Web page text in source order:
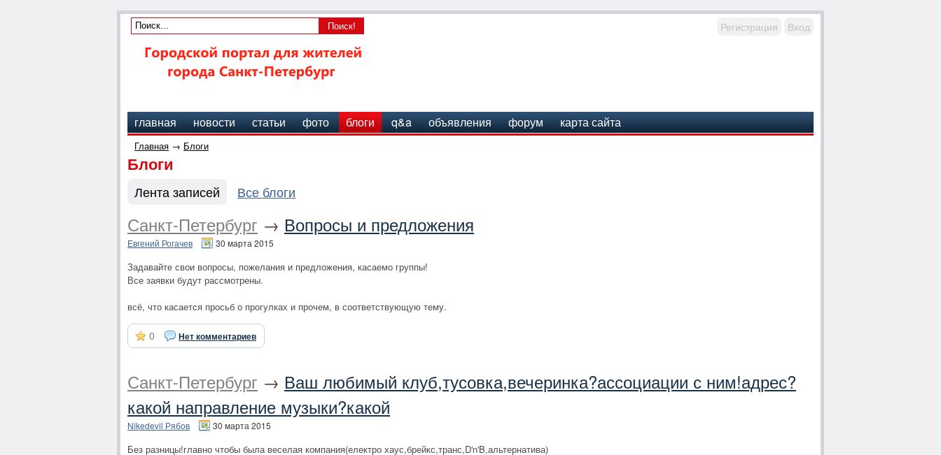
Регистрация Вход
главная новости статьи фото блоги q&a объявления форум карта сайта
Главная → Блоги
Блоги
Лента записей Все блоги
Санкт-Петербург → Вопросы и предложения
Евгений Рогачев 30 марта 2015
Задавайте свои вопросы, пожелания и предложения, касаемо группы!
Все заявки будут рассмотрены.
всё, что касается просьб о прогулках и прочем, в соответствующую тему.
0 Нет комментариев
Санкт-Петербург → Ваш любимый клуб,тусовка,вечеринка?ассоциации с ним!адрес?
какой направление музыки?какой
Nikedevil Рябов 30 марта 2015
Без разницы!главно чтобы была веселая компания(електро хаус,брейкс,транс,D'n'B,альтернатива)